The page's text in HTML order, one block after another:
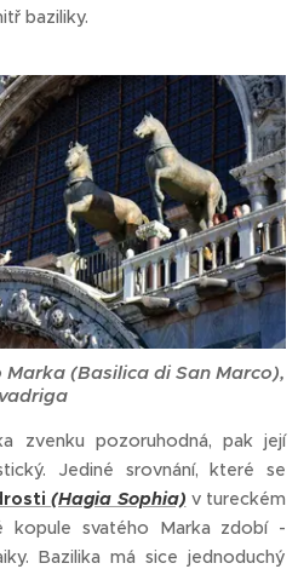
baziliky.
(Basilica di San Marco),
zvenku pozoruhodná, pak její
Jediné srovnání, které se
(Hagia Sophia) v tureckém
kopule svatého Marka zdobí -
Bazilika má sice jednoduchý